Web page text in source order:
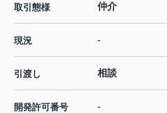
取引態様 仲介
現況 -
引渡し 相談
開発許可番号 -